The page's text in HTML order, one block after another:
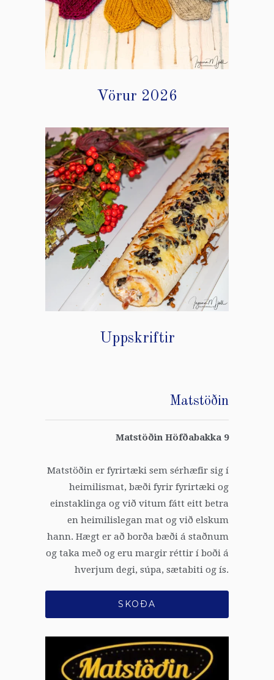
Vörur 2026
Uppskriftir
Matstöðin
Matstöðin Höfðabakka 9
Matstöðin er fyrirtæki sem sérhæfir sig í
heimilismat, bæði fyrir fyrirtæki og
einstaklinga og við vitum fátt eitt betra
en heimilislegan mat og við elskum
hann. Hægt er að borða bæði á staðnum
og taka með og eru margir réttir í boði á
hverjum degi, súpa, sætabiti og ís.
SKOÐA